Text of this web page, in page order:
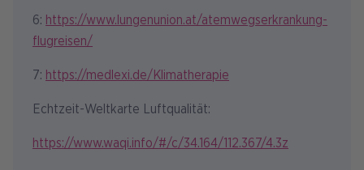
6: https://www.lungenunion.at/atemwegserkrankung-
flugreisen/
7: https://medlexi.de/Klimatherapie
Echtzeit-Weltkarte Luftqualität:
https://www.waqi.info/#/c/34.164/112.367/4.3z